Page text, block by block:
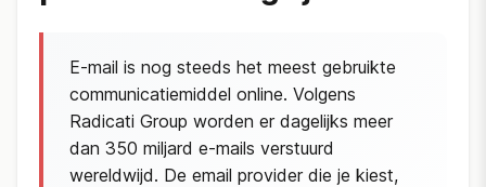
E-mail is nog steeds het meest gebruikte
communicatiemiddel online. Volgens
Radicati Group worden er dagelijks meer
dan 350 miljard e-mails verstuurd
wereldwijd. De email provider die je kiest,